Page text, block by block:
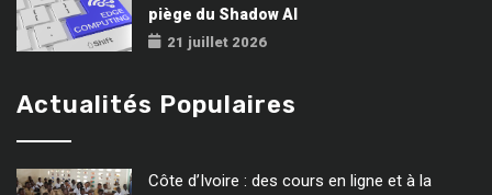
piège du Shadow AI
21 juillet 2026
Actualités Populaires
Côte d’Ivoire : des cours en ligne et à la